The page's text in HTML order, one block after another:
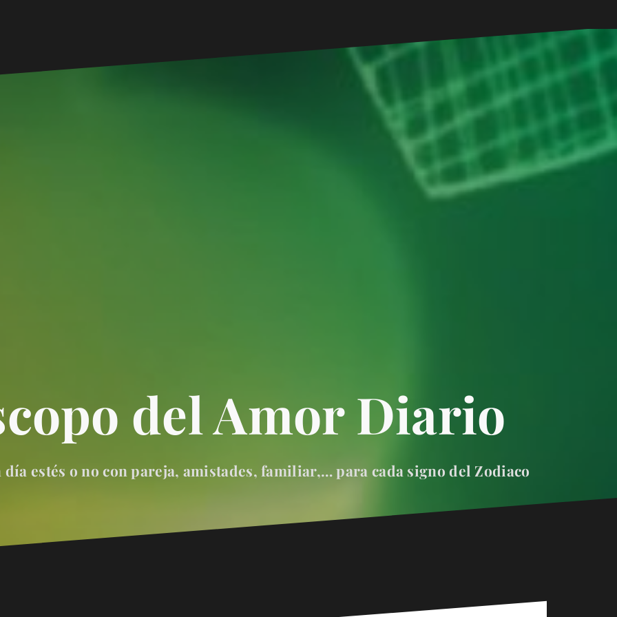
del Amor Diario
estés o no con pareja, amistades, familiar,… para cada signo del Zodiaco